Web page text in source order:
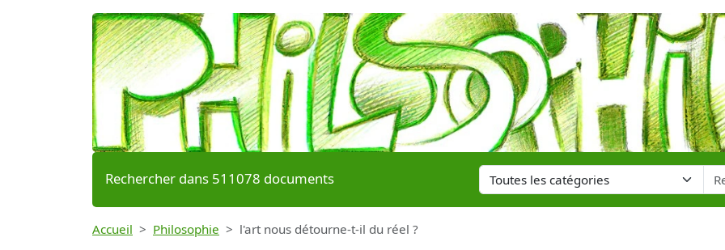
Rechercher dans 511078 documents
Accueil Philosophie l'art nous détourne-t-il du réel ?